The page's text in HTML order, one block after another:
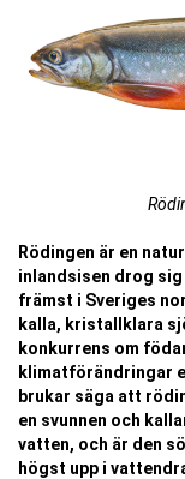
Rödingen är en
inlandsisen drog
främst i Sveriges
kalla, kristallklara
konkurrens om
klimatförändringar
brukar säga att
en svunnen och
vatten, och är den
högst upp i